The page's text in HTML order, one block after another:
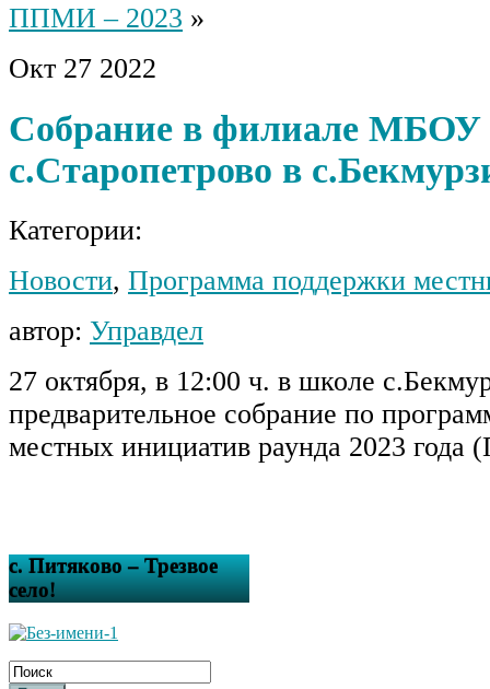
ППМИ – 2023 »
Окт 27 2022
Собрание в филиале
с.Старопетрово в
Категории:
Новости, Программа поддержки
автор: Управдел
27 октября, в 12:00 ч. в школе
предварительное собрание по
местных инициатив раунда 2023
с. Питяково – Трезвое
село!